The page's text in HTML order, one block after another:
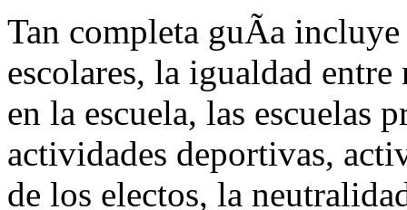
Tan completa guÃ­a
escolares, la igualdad
en la escuela, las escuelas
actividades deportivas,
de los electos, la